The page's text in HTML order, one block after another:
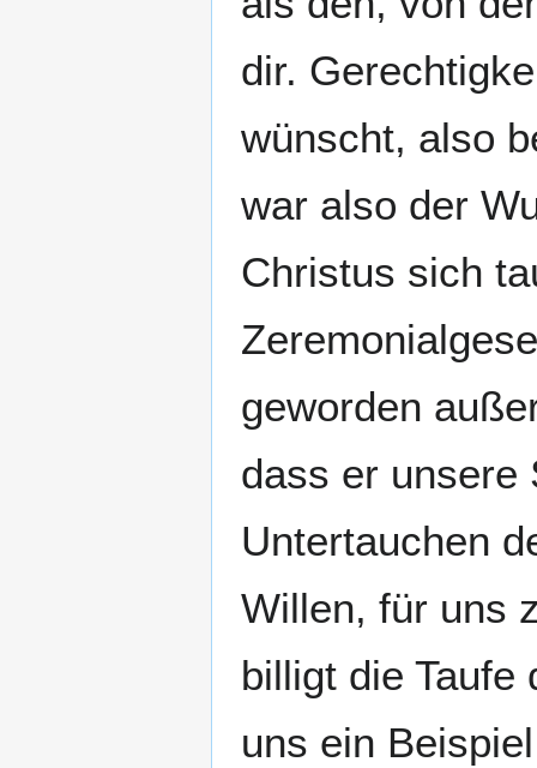
dir.
wünscht, also
war also der
Christus sich
geworden
dass er unsere
Untertauchen
Willen, für uns
billigt die Taufe
uns ein